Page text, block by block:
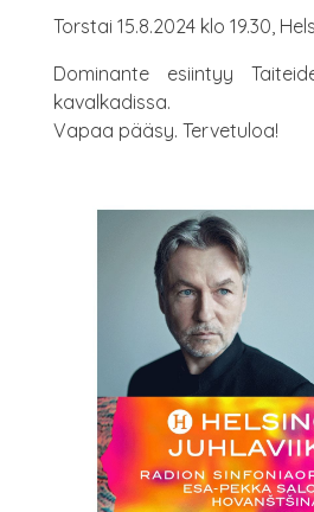
Tors­tai 15.8.2024 klo 19.30,
Domi­nan­te esiin­tyy
kavalkadissa.
Vapaa pää­sy. Tervetuloa!